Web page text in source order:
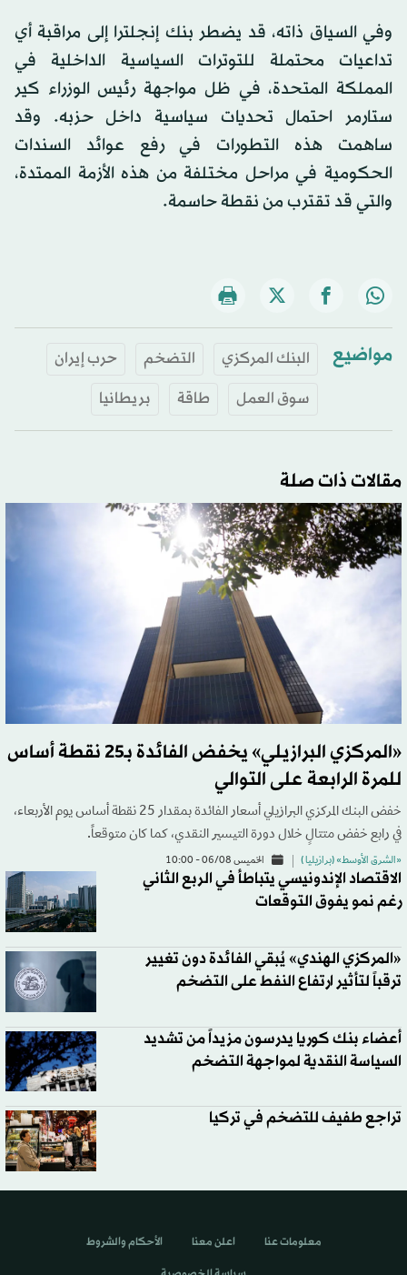
وفي السياق ذاته، قد يضطر بنك إنجلترا إلى مراقبة أي
تداعيات محتملة للتوترات السياسية الداخلية في
المملكة المتحدة، في ظل مواجهة رئيس الوزراء كير
ستارمر احتمال تحديات سياسية داخل حزبه. وقد
ساهمت هذه التطورات في رفع عوائد السندات
الحكومية في مراحل مختلفة من هذه الأزمة الممتدة،
والتي قد تقترب من نقطة حاسمة.
مواضيع البنك المركزي التضخم
حرب إيران
سوق العمل
طاقة بريطانيا
مقالات ذات صلة
«المركزي البرازيلي» يخفض الفائدة بـ25 نقطة أساس
للمرة الرابعة على التوالي
خفض البنك المركزي البرازيلي أسعار الفائدة بمقدار 25 نقطة أساس يوم الأربعاء،
في رابع خفض متتالٍ خلال دورة التيسير النقدي، كما كان متوقعاً.
«الشرق الأوسط» (برازيليا ) الخميس 06/08 - 10:00
الاقتصاد الإندونيسي يتباطأ في الربع الثاني
رغم نمو يفوق التوقعات
«المركزي الهندي» يُبقي الفائدة دون تغيير
ترقباً لتأثير ارتفاع النفط على التضخم
أعضاء بنك كوريا يدرسون مزيداً من تشديد
السياسة النقدية لمواجهة التضخم
تراجع طفيف للتضخم في تركيا
معلومات عنا اعلن معنا الأحكام والشروط